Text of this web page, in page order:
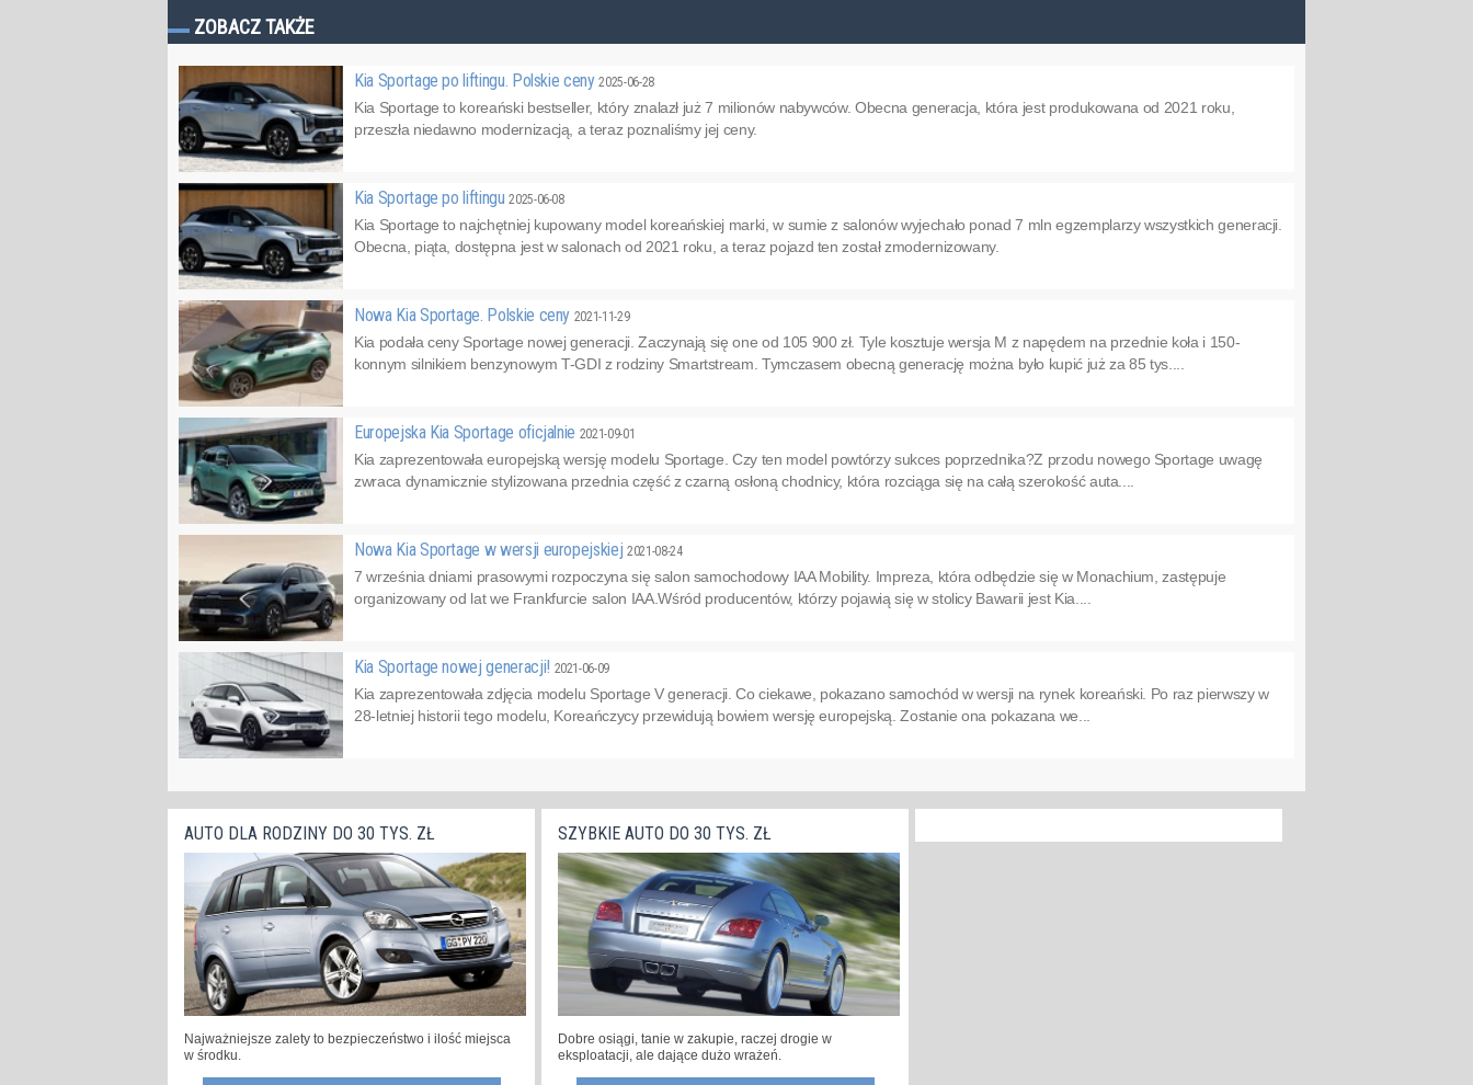
ZOBACZ TAKŻE
Kia Sportage po liftingu. Polskie ceny2025-06-28
Kia Sportage to koreański bestseller, który znalazł już 7 milionów nabywców. Obecna generacja, która jest produkowana od 2021 roku,
przeszła niedawno modernizacją, a teraz poznaliśmy jej ceny.
Kia Sportage po liftingu2025-06-08
Kia Sportage to najchętniej kupowany model koreańskiej marki, w sumie z salonów wyjechało ponad 7 mln egzemplarzy wszystkich generacji.
Obecna, piąta, dostępna jest w salonach od 2021 roku, a teraz pojazd ten został zmodernizowany.
Nowa Kia Sportage. Polskie ceny 2021-11-29
Kia podała ceny Sportage nowej generacji. Zaczynają się one od 105 900 zł. Tyle kosztuje wersja M z napędem na przednie koła i 150-
konnym silnikiem benzynowym T-GDI z rodziny Smartstream. Tymczasem obecną generację można było kupić już za 85 tys....
Europejska Kia Sportage oficjalnie 2021-09-01
Kia zaprezentowała europejską wersję modelu Sportage. Czy ten model powtórzy sukces poprzednika?Z przodu nowego Sportage uwagę
zwraca dynamicznie stylizowana przednia część z czarną osłoną chodnicy, która rozciąga się na całą szerokość auta....
Nowa Kia Sportage w wersji europejskiej 2021-08-24
7 września dniami prasowymi rozpoczyna się salon samochodowy IAA Mobility. Impreza, która odbędzie się w Monachium, zastępuje
organizowany od lat we Frankfurcie salon IAA.Wśród producentów, którzy pojawią się w stolicy Bawarii jest Kia....
Kia Sportage nowej generacji! 2021-06-09
Kia zaprezentowała zdjęcia modelu Sportage V generacji. Co ciekawe, pokazano samochód w wersji na rynek koreański. Po raz pierwszy w
28-letniej historii tego modelu, Koreańczycy przewidują bowiem wersję europejską. Zostanie ona pokazana we...
AUTO DLA RODZINY DO 30 TYS. ZŁ
Najważniejsze zalety to bezpieczeństwo i ilość miejsca
w środku.
SZYBKIE AUTO DO 30 TYS. ZŁ
Dobre osiągi, tanie w zakupie, raczej drogie w
eksploatacji, ale dające dużo wrażeń.